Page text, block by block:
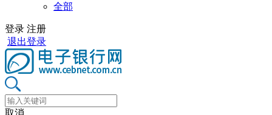
全部
登录 注册
退出登录
取消